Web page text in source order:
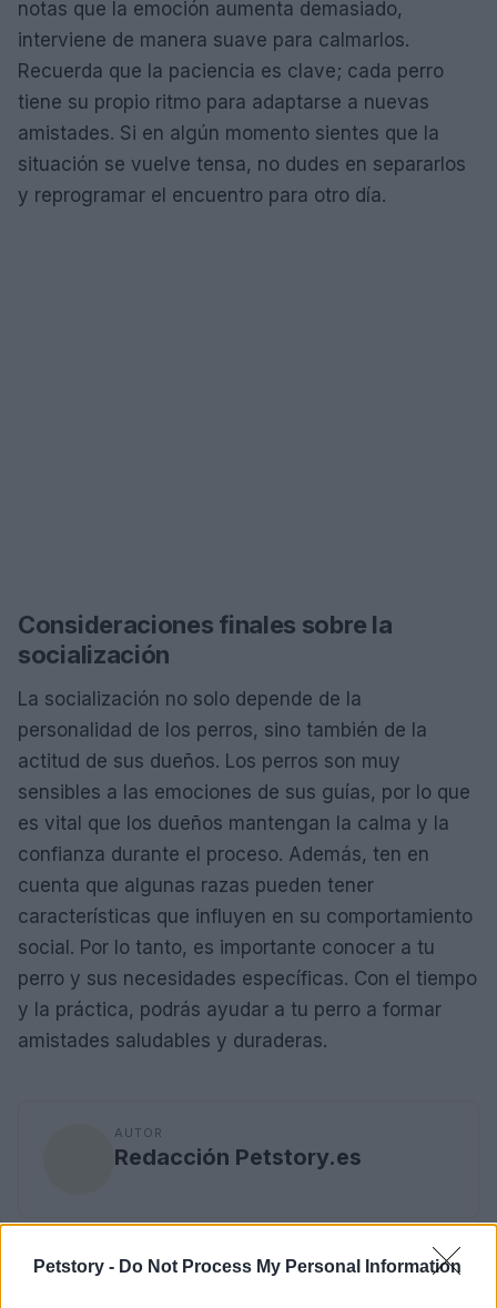
Petstory - Do Not Process My Personal Information
notas que la emoción aumenta demasiado,
interviene de manera suave para calmarlos.
Recuerda que la paciencia es clave; cada perro
tiene su propio ritmo para adaptarse a nuevas
amistades. Si en algún momento sientes que la
situación se vuelve tensa, no dudes en separarlos
y reprogramar el encuentro para otro día.
Consideraciones finales sobre la
socialización
La socialización no solo depende de la
personalidad de los perros, sino también de la
actitud de sus dueños. Los perros son muy
sensibles a las emociones de sus guías, por lo que
es vital que los dueños mantengan la calma y la
confianza durante el proceso. Además, ten en
cuenta que algunas razas pueden tener
características que influyen en su comportamiento
social. Por lo tanto, es importante conocer a tu
perro y sus necesidades específicas. Con el tiempo
y la práctica, podrás ayudar a tu perro a formar
amistades saludables y duraderas.
AUTOR
Redacción Petstory.es